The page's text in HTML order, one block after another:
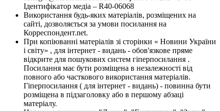
Ідентифікатор медіа – R40-06068
Використання будь-яких матеріалів, розміщених на
сайті, дозволяється за умови посилання на
Корреспондент.net.
При копіюванні матеріалів зі сторінки « Новини України
і світу» , для інтернет - видань - обов'язкове пряме
відкрите для пошукових систем гіперпосилання .
Посилання має бути розміщена в незалежності від
повного або часткового використання матеріалів.
Гіперпосилання ( для інтернет - видань) - повинна бути
розміщена в підзаголовку або в першому абзаці
матеріалу.